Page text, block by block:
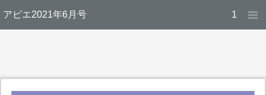
アピエ2021年6月号 1